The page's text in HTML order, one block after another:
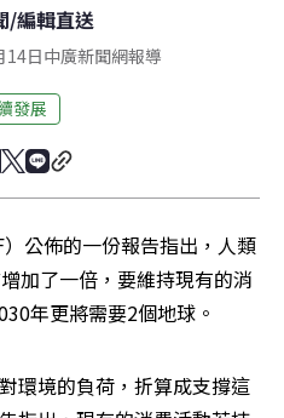
/編輯直送
日中廣新聞網報導
發展
）公佈的一份報告指出，人類
加了一倍，要維持現有的消
年更將需要2個地球。
環境的負荷，折算成支撐這